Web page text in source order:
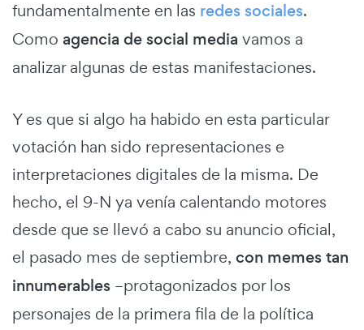
fundamentalmente en las redes sociales.
Como agencia de social media vamos a
analizar algunas de estas manifestaciones.
Y es que si algo ha habido en esta particular
votación han sido representaciones e
interpretaciones digitales de la misma. De
hecho, el 9-N ya venía calentando motores
desde que se llevó a cabo su anuncio oficial,
el pasado mes de septiembre, con memes tan
innumerables –protagonizados por los
personajes de la primera fila de la política